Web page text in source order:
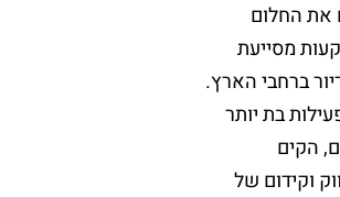
את החלום
מסייעת
דיור ברחבי הארץ.
בת יותר
הקים
וקידום של